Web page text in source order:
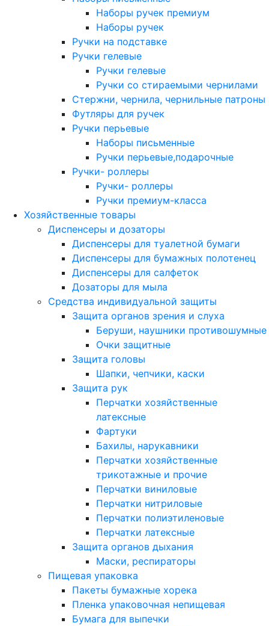
Наборы ручек премиум
Наборы ручек
Ручки на подставке
Ручки гелевые
Ручки гелевые
Ручки со стираемыми чернилами
Стержни, чернила, чернильные патроны
Футляры для ручек
Ручки перьевые
Наборы письменные
Ручки перьевые,подарочные
Ручки- роллеры
Ручки- роллеры
Ручки премиум-класса
Хозяйственные товары
Диспенсеры и дозаторы
Диспенсеры для туалетной бумаги
Диспенсеры для бумажных полотенец
Диспенсеры для салфеток
Дозаторы для мыла
Средства индивидуальной защиты
Защита органов зрения и слуха
Беруши, наушники противошумные
Очки защитные
Защита головы
Шапки, чепчики, каски
Защита рук
Перчатки хозяйственные
латексные
Фартуки
Бахилы, нарукавники
Перчатки хозяйственные
трикотажные и прочие
Перчатки виниловые
Перчатки нитриловые
Перчатки полиэтиленовые
Перчатки латексные
Защита органов дыхания
Маски, респираторы
Пищевая упаковка
Пакеты бумажные хорека
Пленка упаковочная непищевая
Бумага для выпечки